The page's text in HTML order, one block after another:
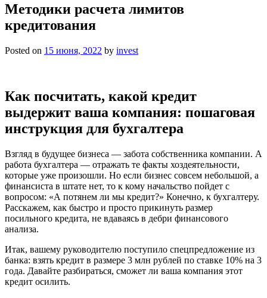
Методики расчета лимитов
кредитования
Posted on 15 июня, 2022 by invest
Как посчитать, какой кредит
выдержит ваша компания: пошаговая
инструкция для бухгалтера
Взгляд в будущее бизнеса — забота собственника компании. А
работа бухгалтера — отражать те факты хоздеятельности,
которые уже произошли. Но если бизнес совсем небольшой, а
финансиста в штате нет, то к кому начальство пойдет с
вопросом: «А потянем ли мы кредит?» Конечно, к бухгалтеру.
Расскажем, как быстро и просто прикинуть размер
посильного кредита, не вдаваясь в дебри финансового
анализа.
Итак, вашему руководителю поступило спецпредложение из
банка: взять кредит в размере 3 млн рублей по ставке 10% на 3
года. Давайте разбираться, сможет ли ваша компания этот
кредит осилить.